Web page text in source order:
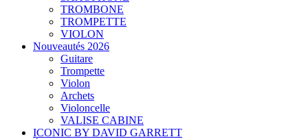
TROMBONE
TROMPETTE
VIOLON
Nouveautés 2026
Guitare
Trompette
Violon
Archets
Violoncelle
VALISE CABINE
ICONIC BY DAVID GARRETT